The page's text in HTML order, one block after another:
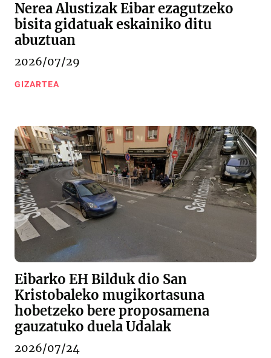
Nerea Alustizak Eibar ezagutzeko
bisita gidatuak eskainiko ditu
abuztuan
2026/07/29
GIZARTEA
Eibarko EH Bilduk dio San
Kristobaleko mugikortasuna
hobetzeko bere proposamena
gauzatuko duela Udalak
2026/07/24